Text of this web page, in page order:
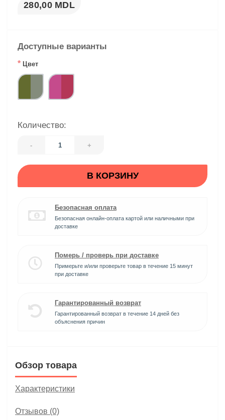
280,00 MDL
Доступные варианты
* Цвет
Количество:
- +
В КОРЗИНУ
Безопасная оплата
Безопасная онлайн-оплата картой или наличными при
доставке
Померь / проверь при доставке
Примерьте и/или проверьте товар в течение 15 минут
при доставке
Гарантированный возврат
Гарантированный возврат в течение 14 дней без
объяснения причин
Обзор товара
Характеристики
Отзывов (0)